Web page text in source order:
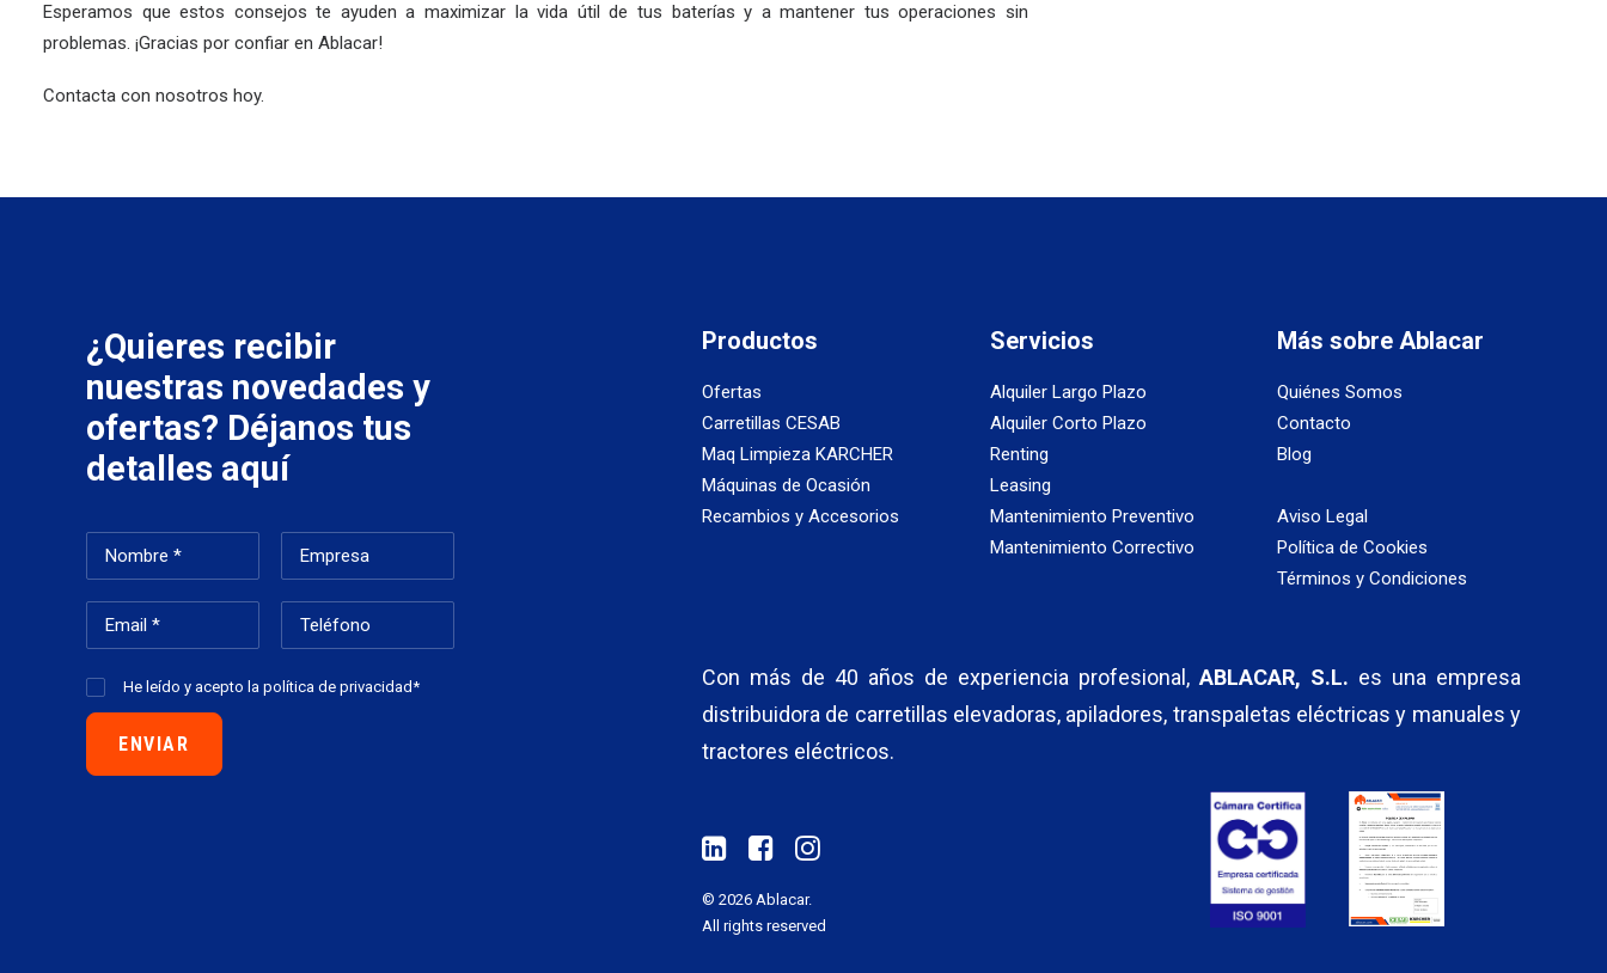
Esperamos que estos consejos te ayuden a maximizar la vida útil de tus baterías y a mantener tus operaciones sin
problemas. ¡Gracias por confiar en Ablacar!
Contacta con nosotros hoy.
¿Quieres recibir
nuestras novedades y
ofertas? Déjanos tus
detalles aquí
He leído y acepto lapolítica de privacidad*
Productos
Ofertas
Carretillas CESAB
Maq Limpieza KARCHER
Máquinas de Ocasión
Recambios y Accesorios
Servicios
Alquiler Largo Plazo
Alquiler Corto Plazo
Renting
Leasing
Mantenimiento Preventivo
Mantenimiento Correctivo
Más sobre Ablacar
Quiénes Somos
Contacto
Blog
Aviso Legal
Política de Cookies
Términos y Condiciones
Con más de 40 años de experiencia profesional, ABLACAR, S.L. es una empresa
distribuidora de carretillas elevadoras, apiladores, transpaletas eléctricas y manuales y
tractores eléctricos.
© 2026 Ablacar.
All rights reserved